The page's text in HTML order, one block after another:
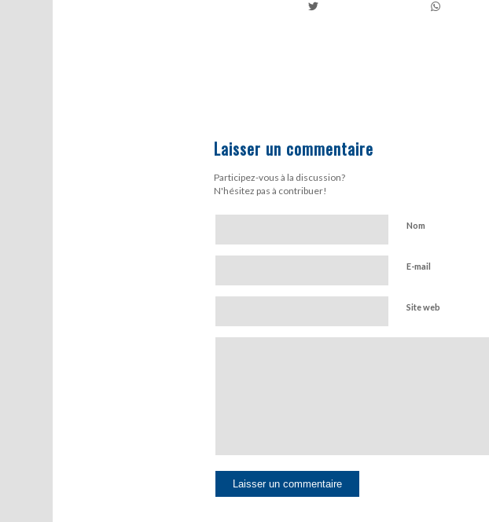
Laisser un commentaire
Participez-vous à la discussion?
N'hésitez pas à contribuer!
Nom
E-mail
Site web